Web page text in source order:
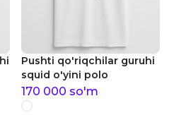
Pushti qo'riqchilar guruhi
squid o'yini polo
170 000 so'm